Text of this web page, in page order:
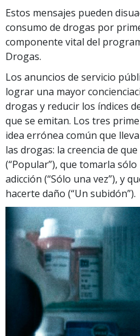
Estos mensajes pueden
consumo de drogas por
componente vital del
Drogas.
Los anuncios de servicio
lograr una mayor
drogas y reducir los índices
que se emitan. Los tres
idea errónea común que
las drogas: la creencia de
(“Popular”), que tomarla
adicción (“Sólo una vez”), y
hacerte daño (“Un subidón”).